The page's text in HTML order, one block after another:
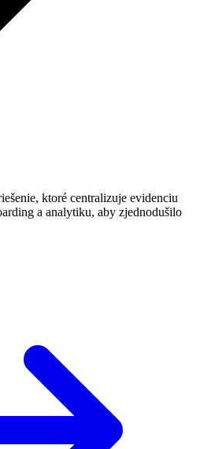
ktoré centralizuje evidenciu
a analytiku, aby zjednodušilo